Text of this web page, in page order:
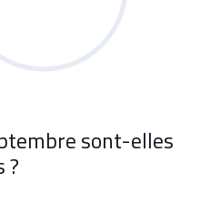
sont-elles
?